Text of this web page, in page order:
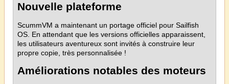
Nouvelle plateforme
ScummVM a maintenant un portage officiel pour Sailfish
OS. En attendant que les versions officielles apparaissent,
les utilisateurs aventureux sont invités à construire leur
propre copie, très personnalisée !
Améliorations notables des moteurs